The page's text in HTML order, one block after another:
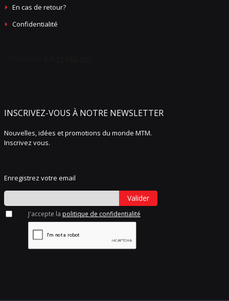
En cas de retour?
Confidentialité
INSCRIVEZ-VOUS À NOTRE NEWSLETTER
Nouvelles, idées et promotions du monde MTM.
Inscrivez vous.
Enregistrez votre email
Valider
J'accepte la politique de confidentialité